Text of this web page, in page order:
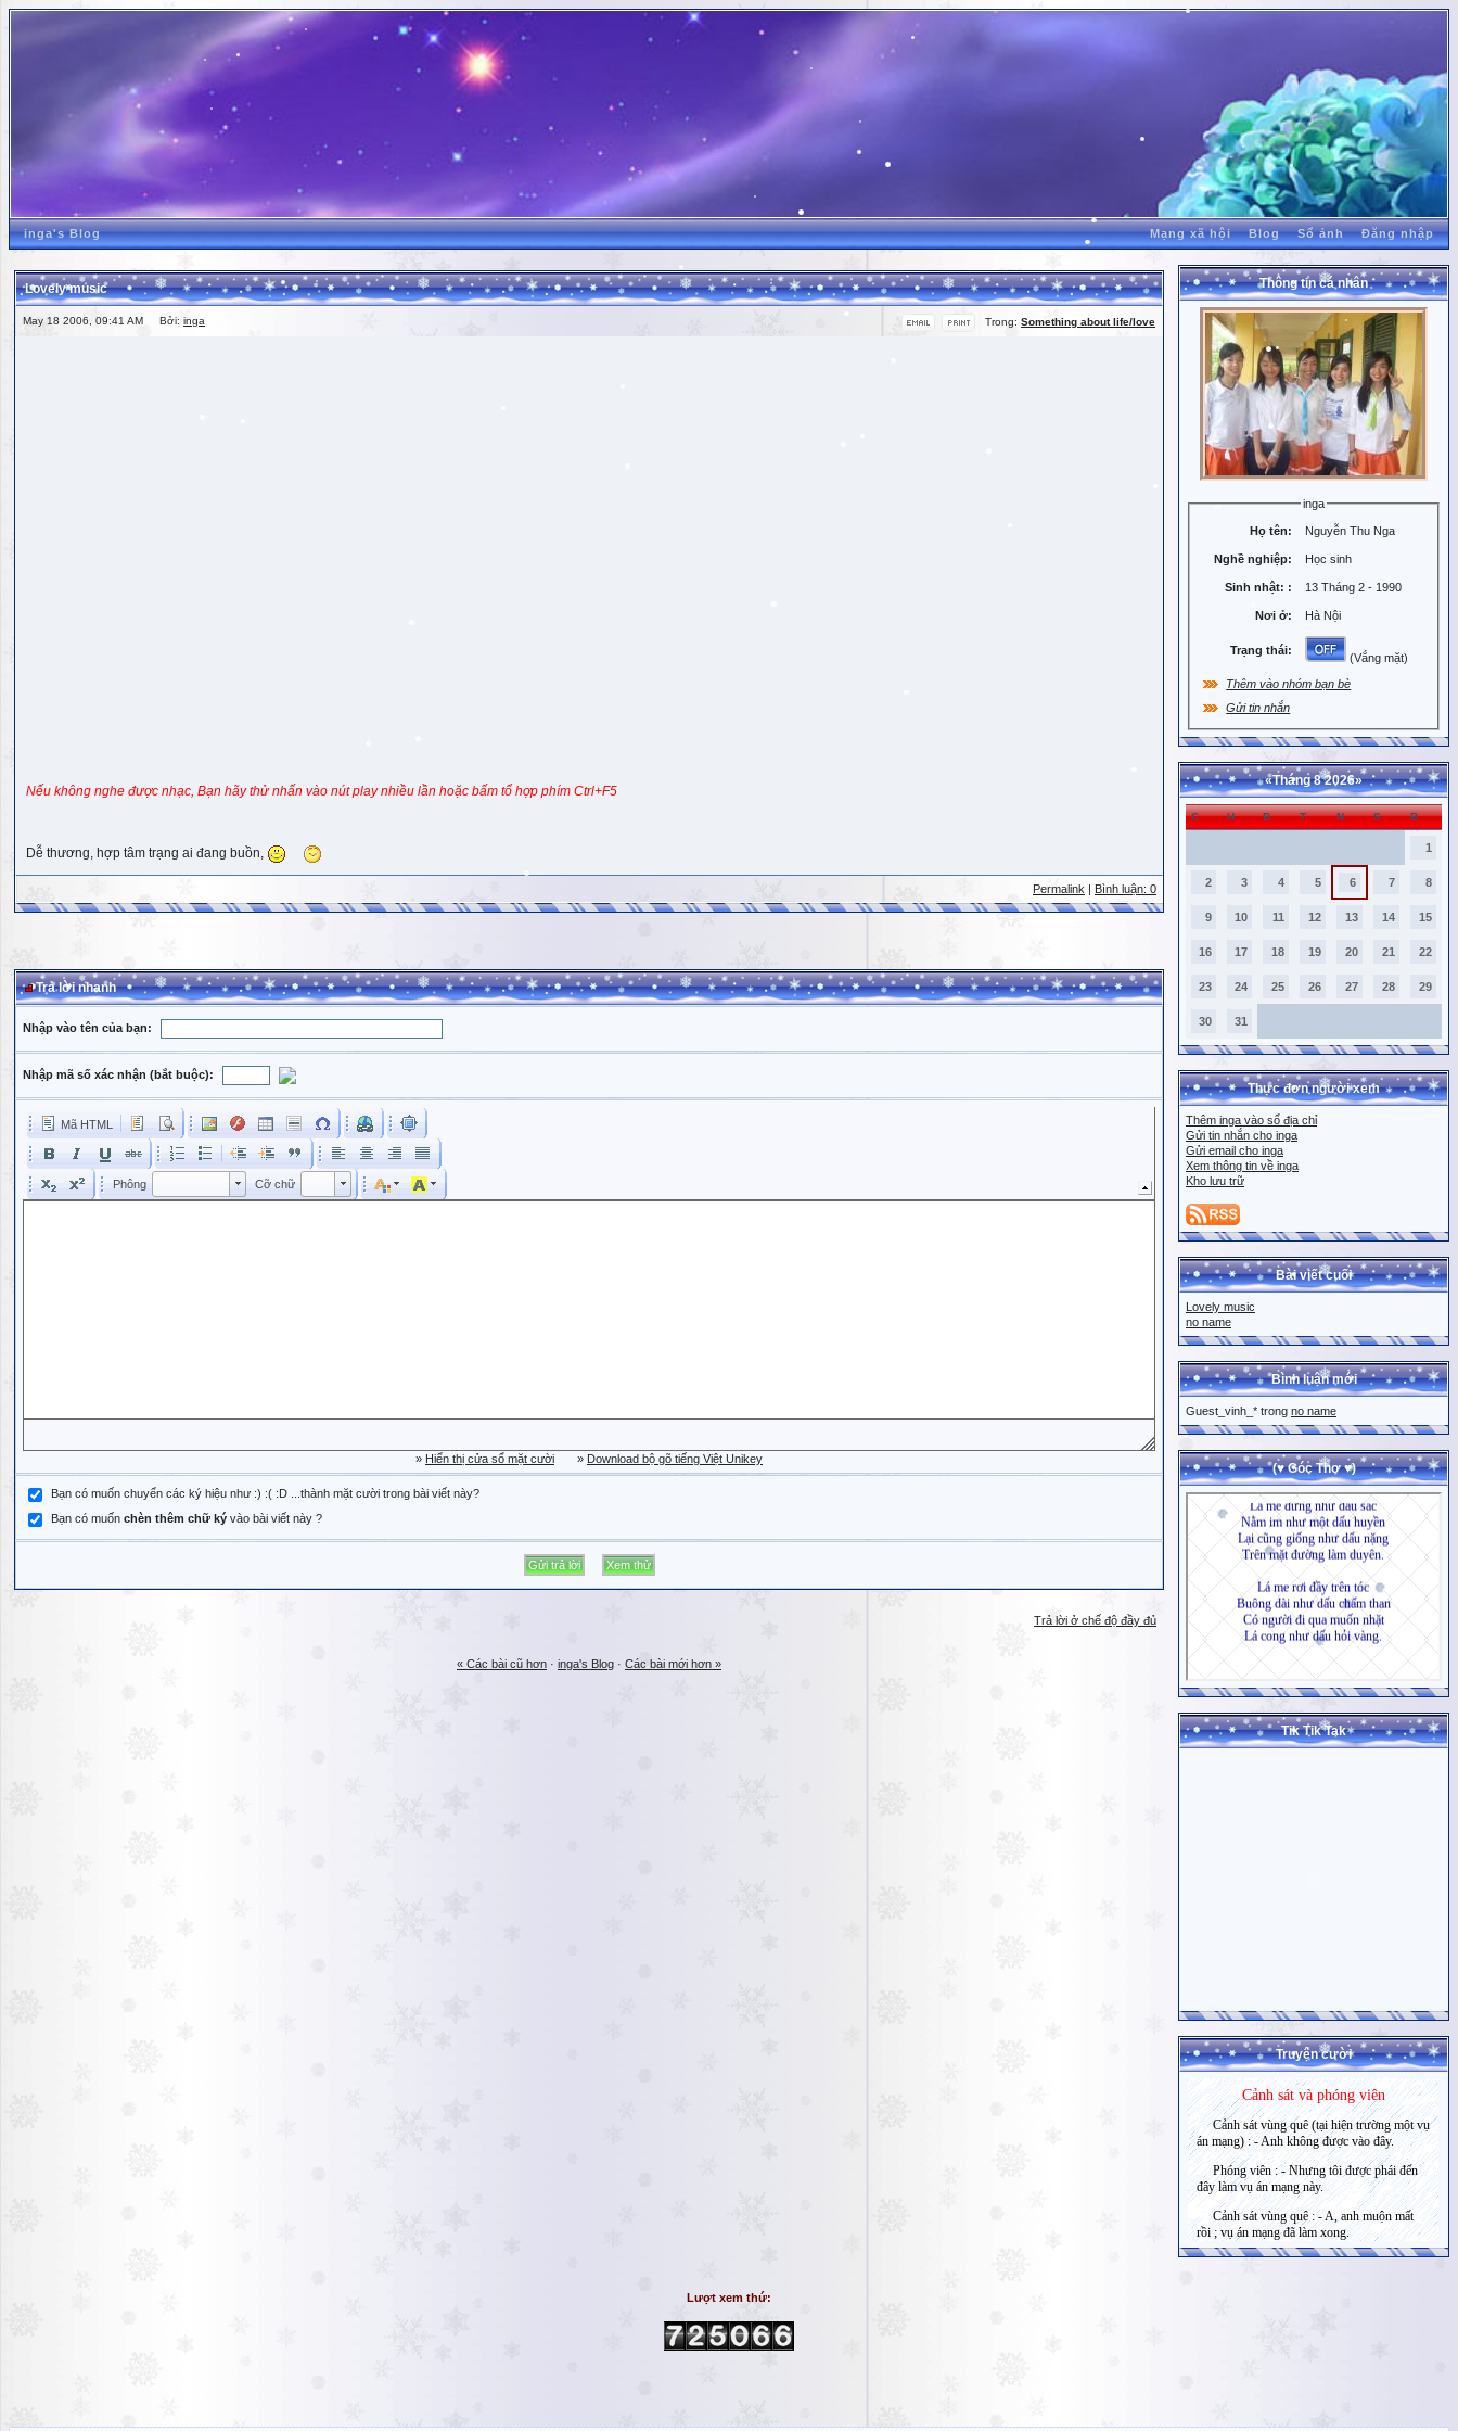
inga's Blog Mạng xã hội Blog Sổ ảnh Đăng nhập
Lovely music
Trong: Something about life/love
May 18 2006, 09:41 AM Bởi: inga
Nếu không nghe được nhạc, Bạn hãy thử nhấn vào nút play nhiều lần hoặc bấm tổ hợp phím Ctrl+F5
Dễ thương, hợp tâm trạng ai đang buồn,
Permalink Bình luận: 0
Trả lời nhanh
Nhập vào tên của bạn:
Nhập mã số xác nhận (bắt buộc):
Mã HTML
Phông Cỡ chữ Kích cỡ phông
» Hiển thị cửa sổ mặt cười » Download bộ gõ tiếng Việt Unikey
Bạn có muốn chuyển các ký hiệu như :) :( :D ...thành mặt cười trong bài viết này?
Bạn có muốn chèn thêm chữ ký vào bài viết này ?
Trả lời ở chế độ đầy đủ
« Các bài cũ hơn · inga's Blog · Các bài mới hơn »
Thông tin cá nhân
inga
Họ tên: Nguyễn Thu Nga
Nghề nghiệp: Học sinh
Sinh nhật: : 13 Tháng 2 - 1990
Nơi ở: Hà Nội
Trạng thái:
(Vắng mặt)
Thêm vào nhóm bạn bè
Gửi tin nhắn
«Tháng 8 2026»
C H B T N S B
1
2 3 4 5 6 7 8
9 10 11 12 13 14 15
16 17 18 19 20 21 22
23 24 25 26 27 28 29
30 31
Thực đơn người xem
Thêm inga vào sổ địa chỉ
Gửi tin nhắn cho inga
Gửi email cho inga
Xem thông tin về inga
Kho lưu trữ
Bài viết cuối
Lovely music
no name
Bình luận mới
Guest_vinh_* trong no name
(♥ Góc Thơ ♥)
Tik Tik Tak
Truyện cười
Lượt xem thứ: